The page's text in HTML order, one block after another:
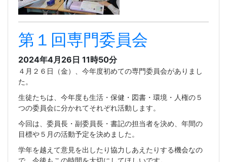
第１回専門委員会
2024年4月26日 11時50分
４月２６日（金）、今年度初めての専門委員会がありまし
た。
生徒たちは、今年度も生活・保健・図書・環境・人権の５
つの委員会に分かれてそれぞれ活動します。
今回は、委員長・副委員長・書記の担当者を決め、年間の
目標や５月の活動予定を決めました。
学年を越えて意見を出したり協力しあえたりする機会なの
で、今後もこの時間を大切にしてほしいです。